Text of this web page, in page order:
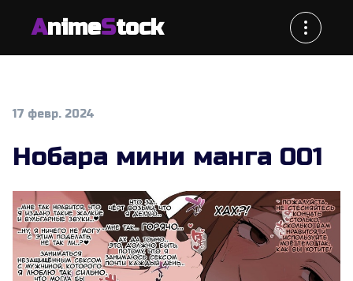
AnimeStock
17 февр. 2024
Нобара мини манга 001